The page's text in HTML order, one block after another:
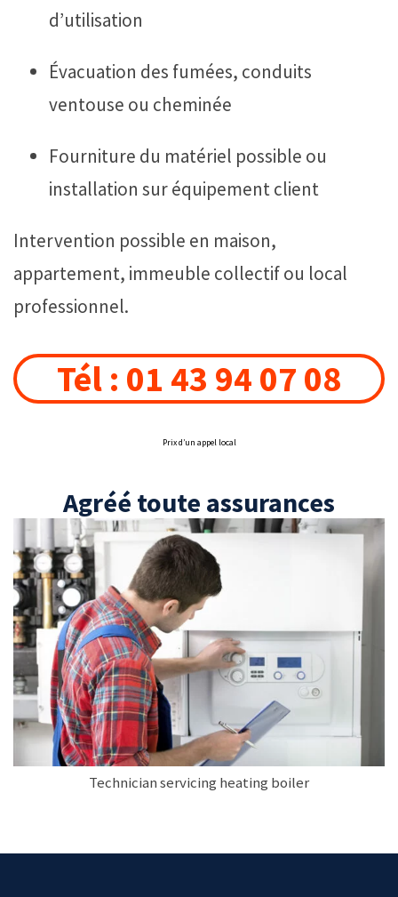
d’utilisation
Évacuation des fumées, conduits
ventouse ou cheminée
Fourniture du matériel possible ou
installation sur équipement client
Intervention possible en maison,
appartement, immeuble collectif ou local
professionnel.
Tél : 01 43 94 07 08
Prix d’un appel local
Agréé toute assurances
Technician servicing heating boiler